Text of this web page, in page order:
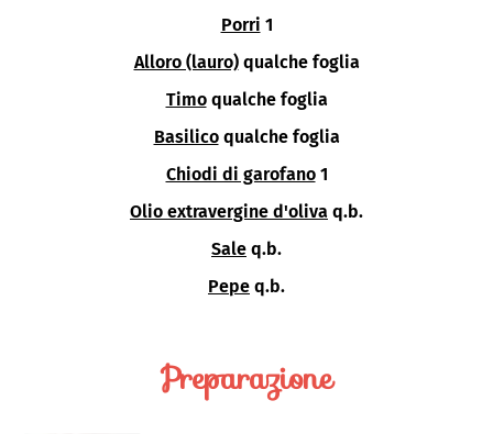
Porri 1
Alloro (lauro) qualche foglia
Timo qualche foglia
Basilico qualche foglia
Chiodi di garofano 1
Olio extravergine d'oliva q.b.
Sale q.b.
Pepe q.b.
Preparazione